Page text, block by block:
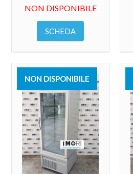
NON DISPONIBILE
SCHEDA
VENDUTO
NON DISPONIBILE